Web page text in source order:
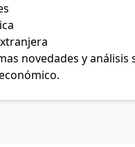
novedades y